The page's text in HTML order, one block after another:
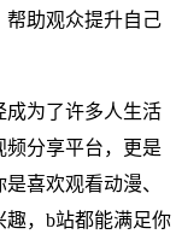
帮助观众提升自己
成为了许多人生活
频分享平台，更是
喜欢观看动漫、
，b站都能满足你